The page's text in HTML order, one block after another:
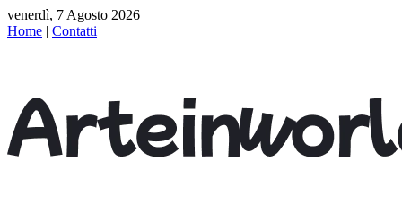
venerdì, 7 Agosto 2026
Home | Contatti